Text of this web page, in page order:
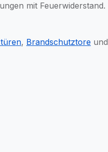
mit Feuerwiderstand.
, Brandschutztore und